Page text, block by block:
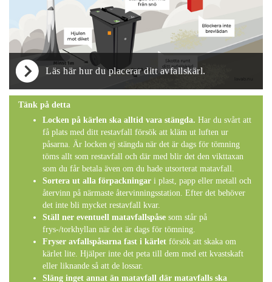
Läs här hur du placerar ditt avfallskärl.
Tänk på detta
Locken på kärlen ska alltid vara stängda. Har du svårt att
få plats med ditt restavfall försök att kläm ut luften ur
påsarna. Är locken ej stängda när det är dags för tömning
töms allt som restavfall och där med blir det den vikttaxan
som du får betala även om du hade utsorterat matavfall.
Sortera ut alla förpackningar i plast, papp eller metall och
återvinn på närmaste återvinningsstation. Efter det behöver
det inte bli mycket restavfall kvar.
Ställ ner eventuell matavfallspåse som står på
frys-/torkhyllan när det är dags för tömning.
Fryser avfallspåsarna fast i kärlet försök att skaka om
kärlet lite. Hjälper inte det peta till dem med ett kvastskaft
eller liknande så att de lossar.
Släng inget annat än matavfall där matavfalls ska